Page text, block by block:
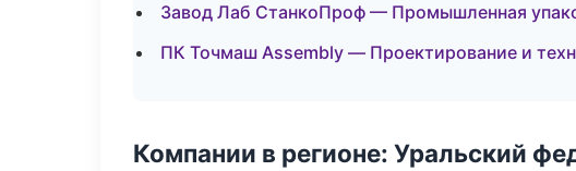
Завод Лаб СтанкоПроф — Промышленная
ПК Точмаш Assembly — Проектирование и
Компании в регионе: Уральский